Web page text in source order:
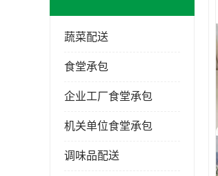
蔬菜配送
食堂承包
企业工厂食堂承包
机关单位食堂承包
调味品配送